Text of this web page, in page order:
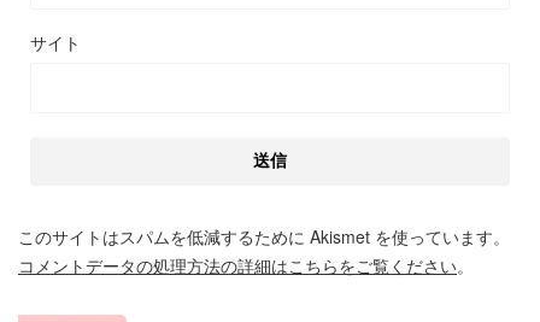
サイト
このサイトはスパムを低減するために Akismet を使っています。
コメントデータの処理方法の詳細はこちらをご覧ください。